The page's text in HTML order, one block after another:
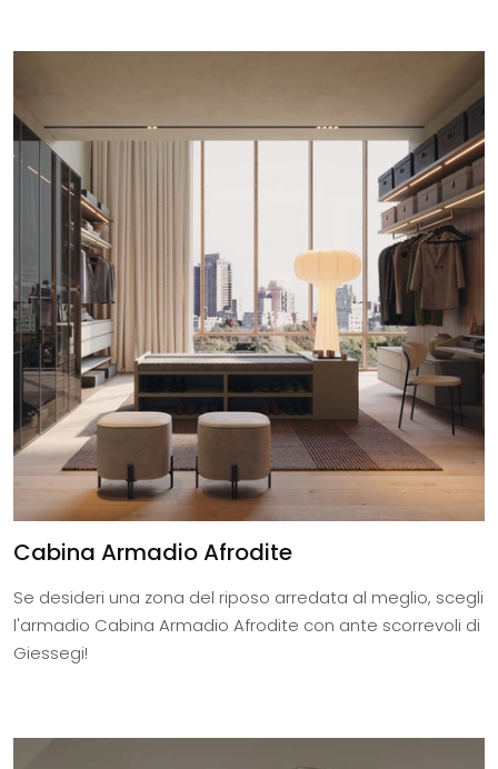
Cabina Armadio Afrodite
Se desideri una zona del riposo arredata al meglio, scegli
l'armadio Cabina Armadio Afrodite con ante scorrevoli di
Giessegi!